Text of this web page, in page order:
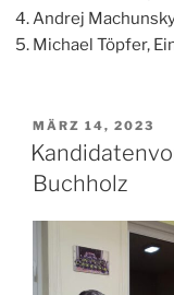
Andrej
Michael Töpfer,
VERÖFFENTLICHT
AM
MÄRZ 14, 2023
Buchholz